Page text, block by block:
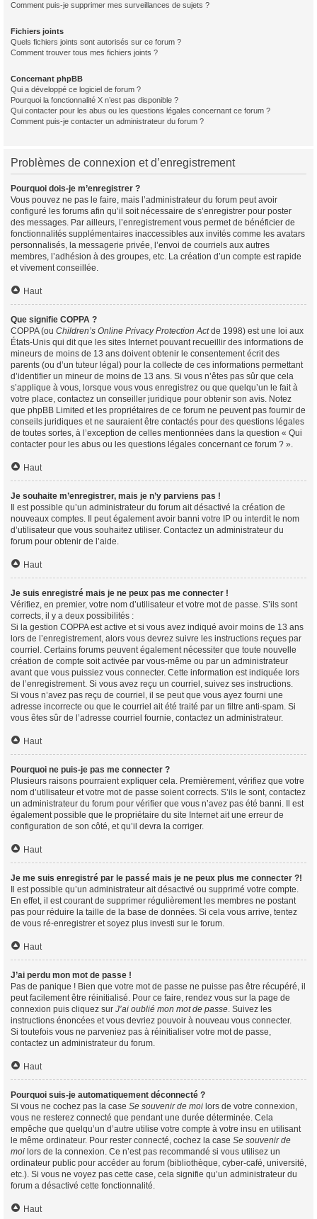
Comment puis-je supprimer mes surveillances de sujets ?
Fichiers joints
Quels fichiers joints sont autorisés sur ce forum ?
Comment trouver tous mes fichiers joints ?
Concernant phpBB
Qui a développé ce logiciel de forum ?
Pourquoi la fonctionnalité X n’est pas disponible ?
Qui contacter pour les abus ou les questions légales concernant ce forum ?
Comment puis-je contacter un administrateur du forum ?
Problèmes de connexion et d’enregistrement
Pourquoi dois-je m’enregistrer ?
Vous pouvez ne pas le faire, mais l’administrateur du forum peut avoir
configuré les forums afin qu’il soit nécessaire de s’enregistrer pour poster
des messages. Par ailleurs, l’enregistrement vous permet de bénéficier de
fonctionnalités supplémentaires inaccessibles aux invités comme les avatars
personnalisés, la messagerie privée, l’envoi de courriels aux autres
membres, l’adhésion à des groupes, etc. La création d’un compte est rapide
et vivement conseillée.
Haut
Que signifie COPPA ?
COPPA (ou Children’s Online Privacy Protection Actde 1998) est une loi aux
États-Unis qui dit que les sites Internet pouvant recueillir des informations de
mineurs de moins de 13 ans doivent obtenir le consentement écrit des
parents (ou d’un tuteur légal) pour la collecte de ces informations permettant
d’identifier un mineur de moins de 13 ans. Si vous n’êtes pas sûr que cela
s’applique à vous, lorsque vous vous enregistrez ou que quelqu’un le fait à
votre place, contactez un conseiller juridique pour obtenir son avis. Notez
que phpBB Limited et les propriétaires de ce forum ne peuvent pas fournir de
conseils juridiques et ne sauraient être contactés pour des questions légales
de toutes sortes, à l’exception de celles mentionnées dans la question « Qui
contacter pour les abus ou les questions légales concernant ce forum ? ».
Haut
Je souhaite m’enregistrer, mais je n’y parviens pas !
Il est possible qu’un administrateur du forum ait désactivé la création de
nouveaux comptes. Il peut également avoir banni votre IP ou interdit le nom
d’utilisateur que vous souhaitez utiliser. Contactez un administrateur du
forum pour obtenir de l’aide.
Haut
Je suis enregistré mais je ne peux pas me connecter !
Vérifiez, en premier, votre nom d’utilisateur et votre mot de passe. S’ils sont
corrects, il y a deux possibilités :
Si la gestion COPPA est active et si vous avez indiqué avoir moins de 13 ans
lors de l’enregistrement, alors vous devrez suivre les instructions reçues par
courriel. Certains forums peuvent également nécessiter que toute nouvelle
création de compte soit activée par vous-même ou par un administrateur
avant que vous puissiez vous connecter. Cette information est indiquée lors
de l’enregistrement. Si vous avez reçu un courriel, suivez ses instructions.
Si vous n’avez pas reçu de courriel, il se peut que vous ayez fourni une
adresse incorrecte ou que le courriel ait été traité par un filtre anti-spam. Si
vous êtes sûr de l’adresse courriel fournie, contactez un administrateur.
Haut
Pourquoi ne puis-je pas me connecter ?
Plusieurs raisons pourraient expliquer cela. Premièrement, vérifiez que votre
nom d’utilisateur et votre mot de passe soient corrects. S’ils le sont, contactez
un administrateur du forum pour vérifier que vous n’avez pas été banni. Il est
également possible que le propriétaire du site Internet ait une erreur de
configuration de son côté, et qu’il devra la corriger.
Haut
Je me suis enregistré par le passé mais je ne peux plus me connecter ?!
Il est possible qu’un administrateur ait désactivé ou supprimé votre compte.
En effet, il est courant de supprimer régulièrement les membres ne postant
pas pour réduire la taille de la base de données. Si cela vous arrive, tentez
de vous ré-enregistrer et soyez plus investi sur le forum.
Haut
J’ai perdu mon mot de passe !
Pas de panique ! Bien que votre mot de passe ne puisse pas être récupéré, il
peut facilement être réinitialisé. Pour ce faire, rendez vous sur la page de
connexion puis cliquez sur J’ai oublié mon mot de passe. Suivez les
instructions énoncées et vous devriez pouvoir à nouveau vous connecter.
Si toutefois vous ne parveniez pas à réinitialiser votre mot de passe,
contactez un administrateur du forum.
Haut
Pourquoi suis-je automatiquement déconnecté ?
Si vous ne cochez pas la case Se souvenir de moi lors de votre connexion,
vous ne resterez connecté que pendant une durée déterminée. Cela
empêche que quelqu’un d’autre utilise votre compte à votre insu en utilisant
le même ordinateur. Pour rester connecté, cochez la case Se souvenir de
moi lors de la connexion. Ce n’est pas recommandé si vous utilisez un
ordinateur public pour accéder au forum (bibliothèque, cyber-café, université,
etc.). Si vous ne voyez pas cette case, cela signifie qu’un administrateur du
forum a désactivé cette fonctionnalité.
Haut